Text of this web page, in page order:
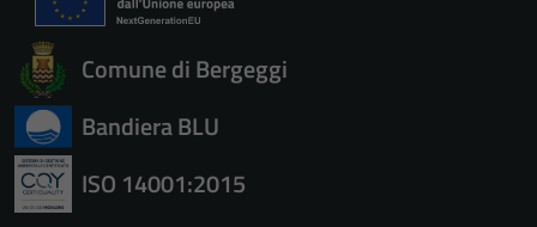
Comune di Bergeggi
Bandiera BLU
ISO 14001:2015